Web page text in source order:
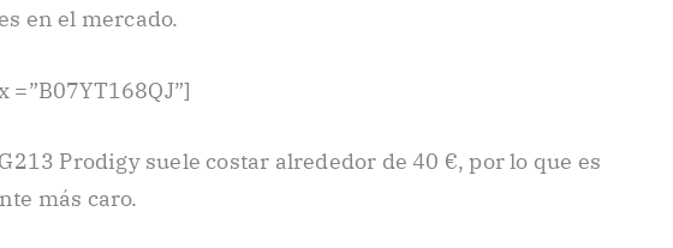
en el mercado.
=”B07YT168QJ”]
Prodigy suele costar alrededor de 40 €, por lo que es
más caro.